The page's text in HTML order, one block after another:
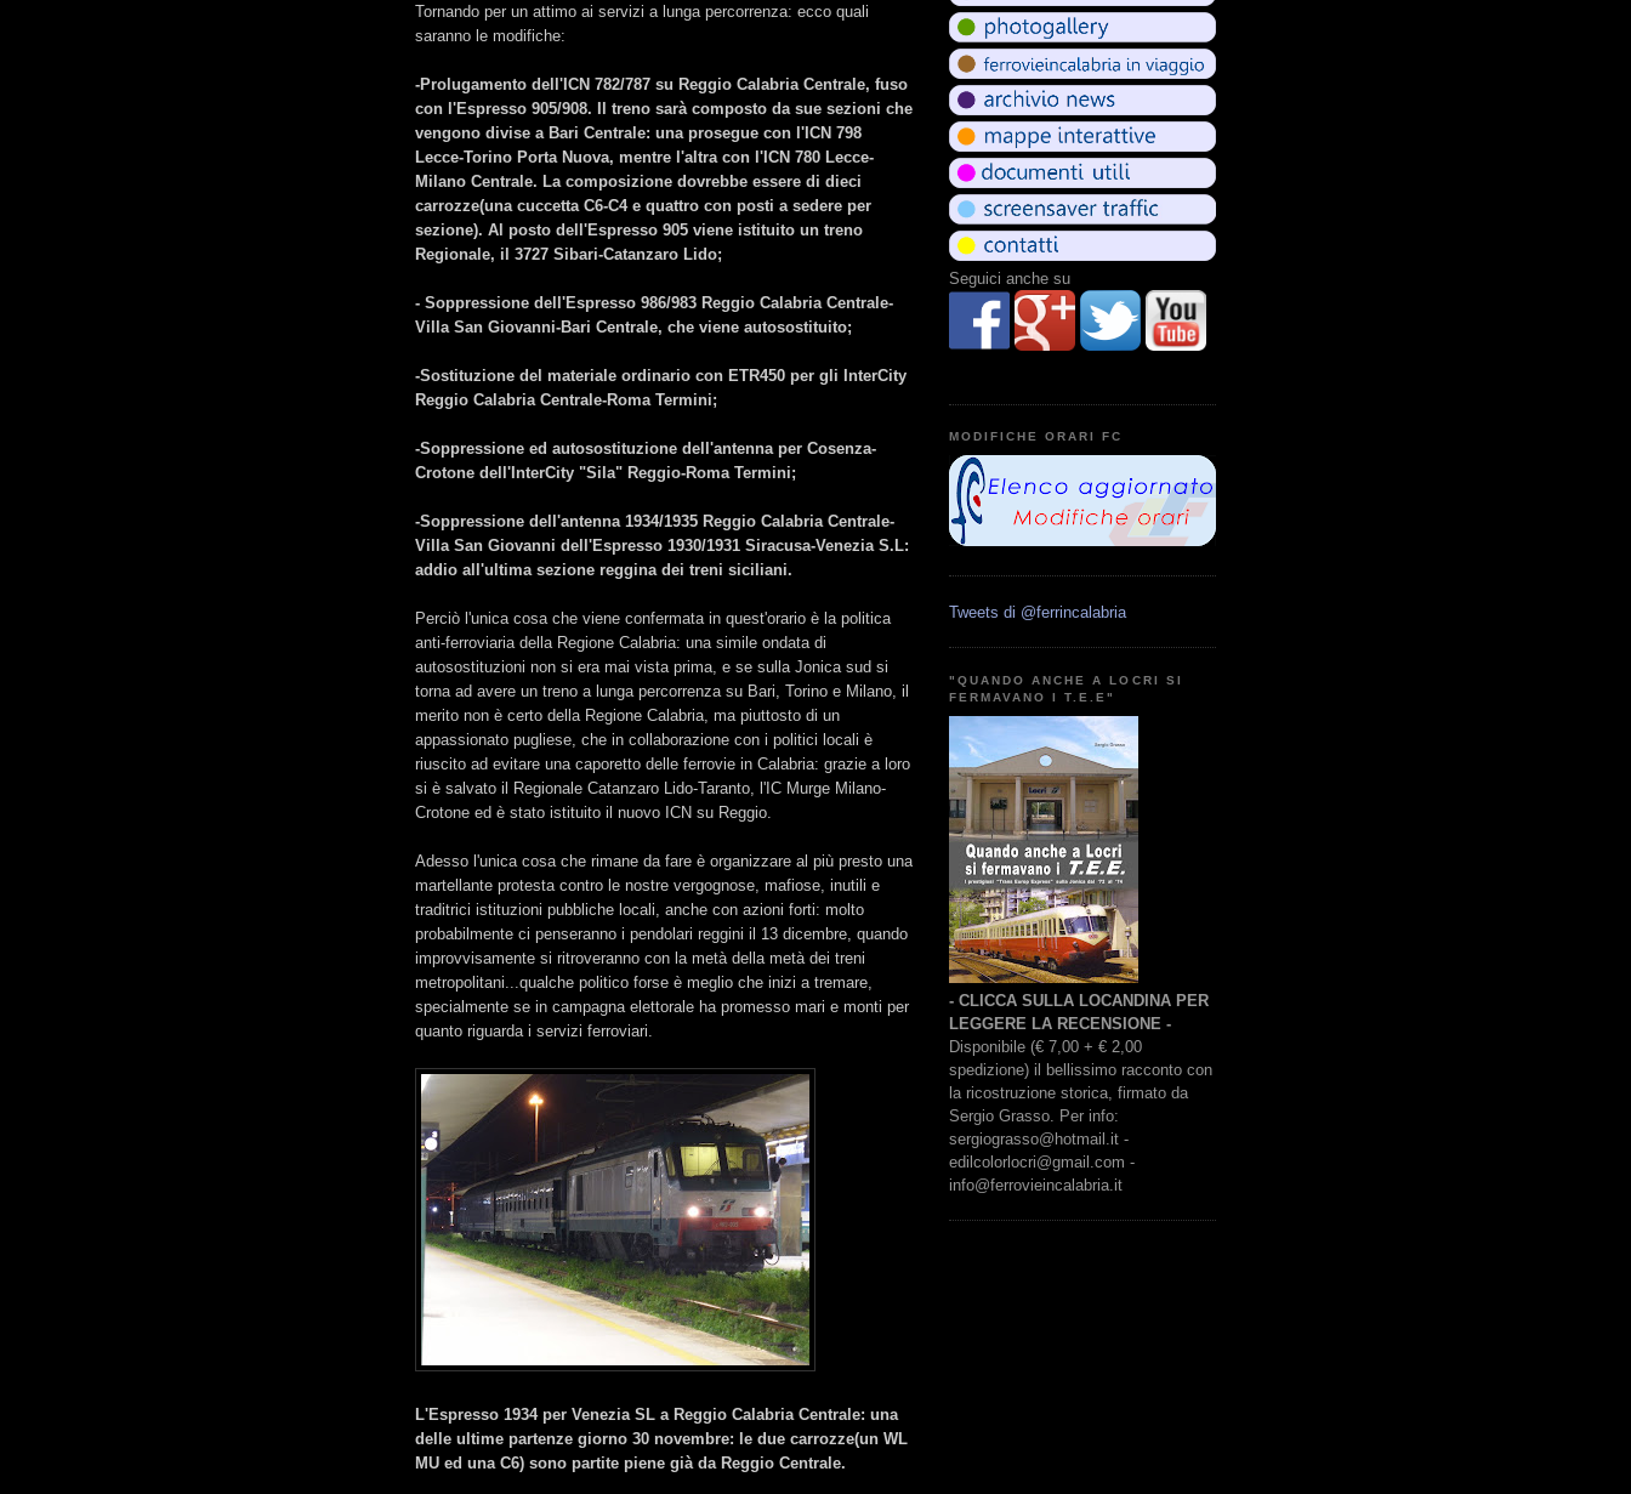
Tornando per un attimo ai servizi a lunga percorrenza: ecco quali
saranno le modifiche:
-Prolugamento dell'ICN 782/787 su Reggio Calabria Centrale, fuso
con l'Espresso 905/908. Il treno sarà composto da sue sezioni che
vengono divise a Bari Centrale: una prosegue con l'ICN 798
Lecce-Torino Porta Nuova, mentre l'altra con l'ICN 780 Lecce-
Milano Centrale. La composizione dovrebbe essere di dieci
carrozze(una cuccetta C6-C4 e quattro con posti a sedere per
sezione). Al posto dell'Espresso 905 viene istituito un treno
Regionale, il 3727 Sibari-Catanzaro Lido;
- Soppressione dell'Espresso 986/983 Reggio Calabria Centrale-
Villa San Giovanni-Bari Centrale, che viene autosostituito;
-Sostituzione del materiale ordinario con ETR450 per gli InterCity
Reggio Calabria Centrale-Roma Termini;
-Soppressione ed autosostituzione dell'antenna per Cosenza-
Crotone dell'InterCity "Sila" Reggio-Roma Termini;
-Soppressione dell'antenna 1934/1935 Reggio Calabria Centrale-
Villa San Giovanni dell'Espresso 1930/1931 Siracusa-Venezia S.L:
addio all'ultima sezione reggina dei treni siciliani.
Perciò l'unica cosa che viene confermata in quest'orario è la politica
anti-ferroviaria della Regione Calabria: una simile ondata di
autosostituzioni non si era mai vista prima, e se sulla Jonica sud si
torna ad avere un treno a lunga percorrenza su Bari, Torino e Milano, il
merito non è certo della Regione Calabria, ma piuttosto di un
appassionato pugliese, che in collaborazione con i politici locali è
riuscito ad evitare una caporetto delle ferrovie in Calabria: grazie a loro
si è salvato il Regionale Catanzaro Lido-Taranto, l'IC Murge Milano-
Crotone ed è stato istituito il nuovo ICN su Reggio.
Adesso l'unica cosa che rimane da fare è organizzare al più presto una
martellante protesta contro le nostre vergognose, mafiose, inutili e
traditrici istituzioni pubbliche locali, anche con azioni forti: molto
probabilmente ci penseranno i pendolari reggini il 13 dicembre, quando
improvvisamente si ritroveranno con la metà della metà dei treni
metropolitani...qualche politico forse è meglio che inizi a tremare,
specialmente se in campagna elettorale ha promesso mari e monti per
quanto riguarda i servizi ferroviari.
L'Espresso 1934 per Venezia SL a Reggio Calabria Centrale: una
delle ultime partenze giorno 30 novembre: le due carrozze(un WL
MU ed una C6) sono partite piene già da Reggio Centrale.
Seguici anche su
MODIFICHE ORARI FC
Tweets di @ferrincalabria
"QUANDO ANCHE A LOCRI SI
FERMAVANO I T.E.E"
- CLICCA SULLA LOCANDINA PER
LEGGERE LA RECENSIONE -
Disponibile (€ 7,00 + € 2,00
spedizione) il bellissimo racconto con
la ricostruzione storica, firmato da
Sergio Grasso. Per info:
sergiograsso@hotmail.it -
edilcolorlocri@gmail.com -
info@ferrovieincalabria.it